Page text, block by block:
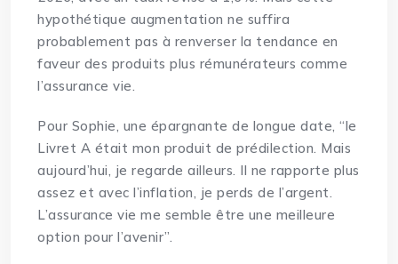
hypothétique augmentation ne suffira
probablement pas à renverser la tendance en
faveur des produits plus rémunérateurs comme
l’assurance vie.
Pour Sophie, une épargnante de longue date, “le
Livret A était mon produit de prédilection. Mais
aujourd’hui, je regarde ailleurs. Il ne rapporte plus
assez et avec l’inflation, je perds de l’argent.
L’assurance vie me semble être une meilleure
option pour l’avenir”.